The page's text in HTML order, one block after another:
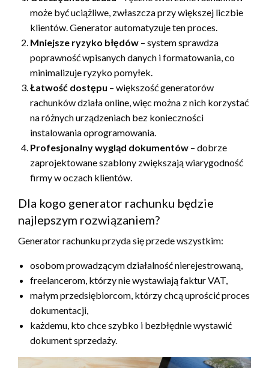
może być uciążliwe, zwłaszcza przy większej liczbie
klientów. Generator automatyzuje ten proces.
Mniejsze ryzyko błędów – system sprawdza
poprawność wpisanych danych i formatowania, co
minimalizuje ryzyko pomyłek.
Łatwość dostępu – większość generatorów
rachunków działa online, więc można z nich korzystać
na różnych urządzeniach bez konieczności
instalowania oprogramowania.
Profesjonalny wygląd dokumentów – dobrze
zaprojektowane szablony zwiększają wiarygodność
firmy w oczach klientów.
Dla kogo generator rachunku będzie
najlepszym rozwiązaniem?
Generator rachunku przyda się przede wszystkim:
osobom prowadzącym działalność nierejestrowaną,
freelancerom, którzy nie wystawiają faktur VAT,
małym przedsiębiorcom, którzy chcą uprościć proces
dokumentacji,
każdemu, kto chce szybko i bezbłędnie wystawić
dokument sprzedaży.